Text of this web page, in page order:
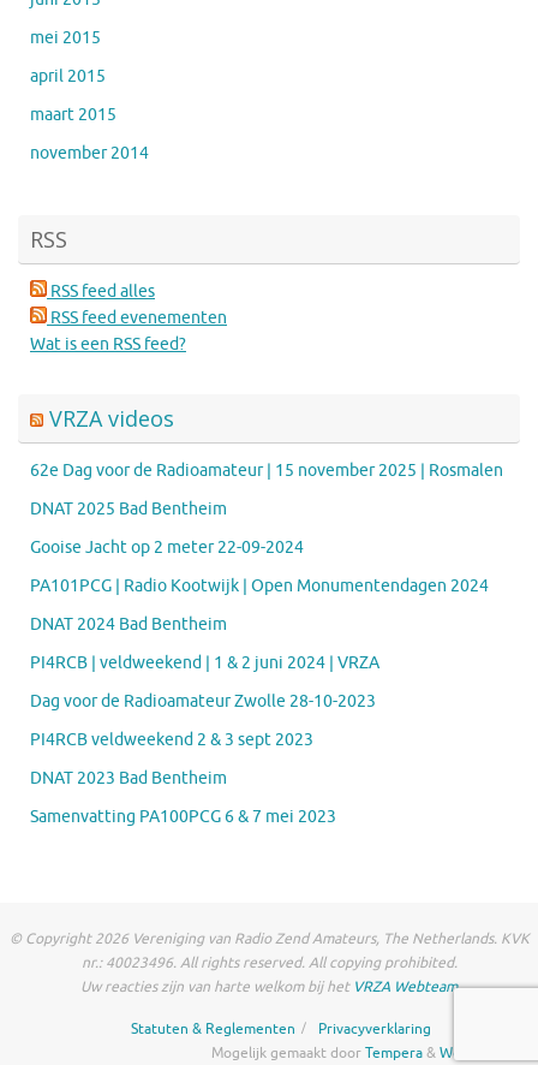
mei 2015
april 2015
maart 2015
november 2014
RSS
RSS feed alles
RSS feed evenementen
Wat is een RSS feed?
VRZA videos
62e Dag voor de Radioamateur | 15 november 2025 | Rosmalen
DNAT 2025 Bad Bentheim
Gooise Jacht op 2 meter 22-09-2024
PA101PCG | Radio Kootwijk | Open Monumentendagen 2024
DNAT 2024 Bad Bentheim
PI4RCB | veldweekend | 1 & 2 juni 2024 | VRZA
Dag voor de Radioamateur Zwolle 28-10-2023
PI4RCB veldweekend 2 & 3 sept 2023
DNAT 2023 Bad Bentheim
Samenvatting PA100PCG 6 & 7 mei 2023
© Copyright 2026 Vereniging van Radio Zend Amateurs, The Netherlands. KVK
nr.: 40023496. All rights reserved. All copying prohibited.
Uw reacties zijn van harte welkom bij het VRZA Webteam
Statuten & Reglementen
Privacyverklaring
Mogelijk gemaakt doorTempera&WordPress.